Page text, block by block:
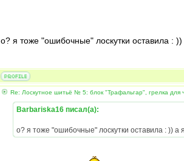
о? я тоже "ошибочные" лоскутки оставила
Re: Лоскутное шитьё № 5: блок "Трафальгар", грелка для
Barbariska16 писал(а):
о? я тоже "ошибочные" лоскутки оставила : ))